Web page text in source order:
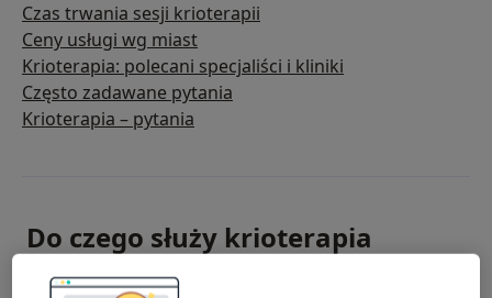
Czas trwania sesji krioterapii
Ceny usługi wg miast
Krioterapia: polecani specjaliści i kliniki
Często zadawane pytania
Krioterapia – pytania
Do czego służy krioterapia
Krioterapia ma szerokie zastosowanie. W medycynie